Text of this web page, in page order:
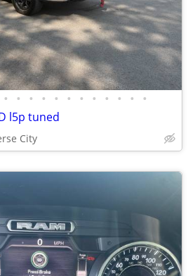
• • • • • • • • • • • •
l5p tuned
City